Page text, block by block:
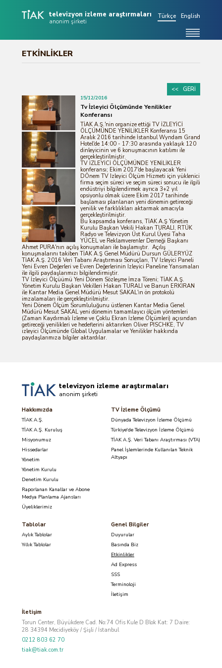
televizyon izleme araştırmaları
anonim şirketi
Türkçe English
TV İzleme Ölçümü
Tablolar
Duyurular
Etkinlikler
SSS
Basında Biz
Terminoloji
İletişim
ETKİNLİKLER
<< GERİ
15/12/2016
Tv İzleyici Ölçümünde Yenilikler
Konferansı
TİAK A.Ş.'nin organize ettiği TV İZLEYİCİ
ÖLÇÜMÜNDE YENİLİKLER Konferansı 15
Aralık 2016 tarihinde İstanbul Wyndam Grand
Hotel'de 14:00 - 17:30 arasında yaklaşık 120
dinleyicinin ve 6 konuşmacının katılımı ile
gerçekleştirilmiştir.
TV İZLEYİCİ ÖLÇÜMÜNDE YENİLİKLER
konferansı; Ekim 2017'de başlayacak Yeni
DÖnem TV Izleyici Ölçüm Hizmeti için yüklenici
firma seçim süreci ve seçim süreci sonucu ile ilgili
endüstriyi bilgilendirmek ayrıca 3+2 yıl
opsiyonlu olmak üzere Ekim 2017 tarihinde
başlaması planlanan yeni dönemin getireceği
yenilik ve farklılıkları aktarmak amacıyla
gerçekleştirilmiştir.
Bu kapsamda konferans, TİAK A.Ş Yönetim
Kurulu Başkan Vekili Hakan TURALI, RTÜK
Radyo ve Televizyon Üst Kurul Üyesi Taha
YÜCEL ve Reklamverenler Derneği Başkanı
Ahmet PURA'nın açılış konuşmaları ile başlamıştır. Açılış
konuşmalarını takiben TİAK A.Ş Genel Müdürü Dursun GÜLERYÜZ
TİAK A.Ş. 2016 Veri Tabanı Araştırması Sonuçları, TV Izleyici Paneli
Yeni Evren Değerleri ve Evren Değerlerinin Izleyici Paneline Yansımaları
ile ilgili paydaşlarımızı bilgilendirmiştir.
TV İzleyici Ölçüümü Yeni Dönem Sözleşme İmza Töreni; TİAK A.Ş.
Yönetim Kurulu Başkan Vekilleri Hakan TURALI ve Banun ERKIRAN
ile Kantar Media Genel Müdürü Mesut SAKAL'ın ön protokolü
imzalamaları ile gerçekleştirilmiştir.
Yeni Dönem Ölçüm Sorumluluğunu üstlenen Kantar Media Genel
Müdürü Mesut SAKAL yeni dönemin tamamlayıcı ölçüm yöntemleri
(Zaman Kaydırmalı İzleme ve Çoklu Ekran İzleme Ölçümleri) açısından
getireceği yenilikleri ve hedeflerini aktarırken Oliver PISCHKE, TV
izleyici Ölçümünde Global Uygulamalar ve Yenilikler hakkında
paydaşlarımıza bilgiler aktardılar.
televizyon izleme araştırmaları
anonim şirketi
Hakkımızda
TİAK A.Ş.
TİAK A.Ş. Kuruluş
Misyonumuz
Hissedarlar
Yönetim
Yönetim Kurulu
Denetim Kurulu
Raporlanan Kanallar ve Abone
Medya Planlama Ajansları
Üyeliklerimiz
TV İzleme Ölçümü
Dünyada Televizyon İzleme Ölçümü
Türkiye'de Televizyon İzleme Ölçümü
TİAK A.Ş. Veri Tabanı Araştırması (VTA)
Panel İşlemlerinde Kullanılan Teknik
Altyapı
Tablolar
Aylık Tablolar
Yıllık Tablolar
Genel Bilgiler
Duyurular
Basında Biz
Etkinlikler
Ad Express
SSS
Terminoloji
İletişim
İletişim
Torun Center, Büyükdere Cad. No:74 Ofis Kule D Blok Kat: 7 Daire:
28 34394 Mecidiyeköy / Şişli / İstanbul
0212 803 62 70
tiak@tiak.com.tr